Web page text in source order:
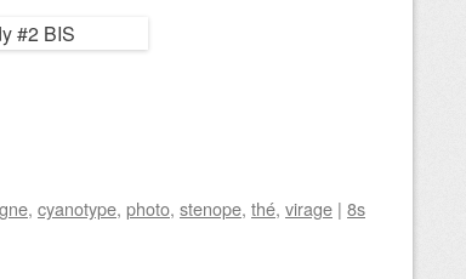
, cyanotype, photo, stenope, thé, virage | 8s